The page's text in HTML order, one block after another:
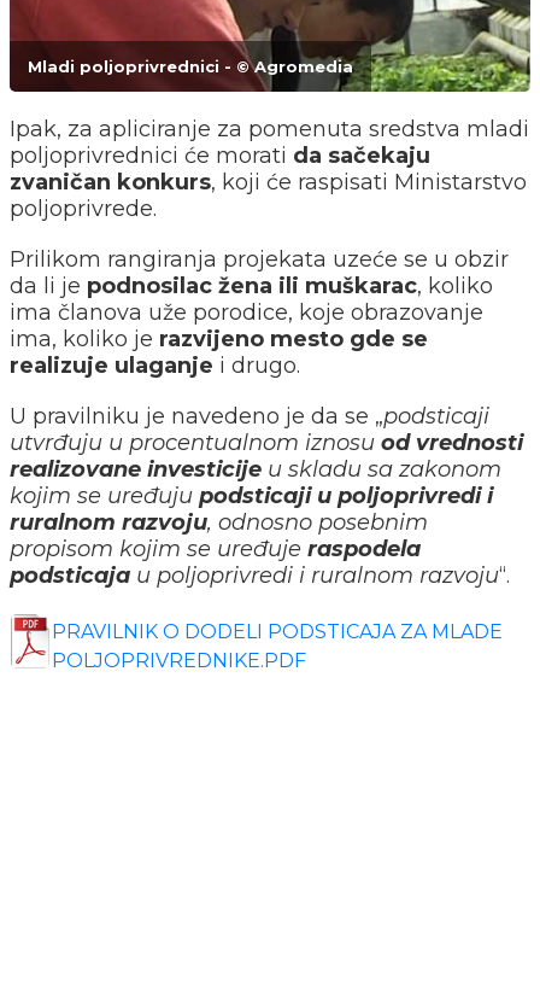
Mladi poljoprivrednici - © Agromedia
Ipak, za apliciranje za pomenuta sredstva mladi
poljoprivrednici će morati da sačekaju
zvaničan konkurs, koji će raspisati Ministarstvo
poljoprivrede.
Prilikom rangiranja projekata uzeće se u obzir
da li je podnosilac žena ili muškarac, koliko
ima članova uže porodice, koje obrazovanje
ima, koliko je razvijeno mesto gde se
realizuje ulaganje i drugo.
U pravilniku je navedeno je da se „podsticaji
utvrđuju u procentualnom iznosu od vrednosti
realizovane investicije u skladu sa zakonom
kojim se uređuju podsticaji u poljoprivredi i
ruralnom razvoju, odnosno posebnim
propisom kojim se uređuje raspodela
podsticaja u poljoprivredi i ruralnom razvoju“.
PRAVILNIK O DODELI PODSTICAJA ZA MLADE
POLJOPRIVREDNIKE.PDF